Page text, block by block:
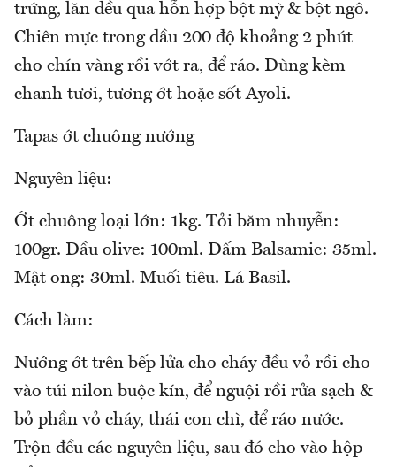
trứng, lăn đều qua hỗn hợp bột mỳ & bột ngô.
Chiên mực trong dầu 200 độ khoảng 2 phút
cho chín vàng rồi vớt ra, để ráo. Dùng kèm
chanh tươi, tương ớt hoặc sốt Ayoli.
Tapas ớt chuông nướng
Nguyên liệu:
Ớt chuông loại lớn: 1kg. Tỏi băm nhuyễn:
100gr. Dầu olive: 100ml. Dấm Balsamic: 35ml.
Mật ong: 30ml. Muối tiêu. Lá Basil.
Cách làm:
Nướng ớt trên bếp lửa cho cháy đều vỏ rồi cho
vào túi nilon buộc kín, để nguội rồi rửa sạch &
bỏ phần vỏ cháy, thái con chì, để ráo nước.
Trộn đều các nguyên liệu, sau đó cho vào hộp